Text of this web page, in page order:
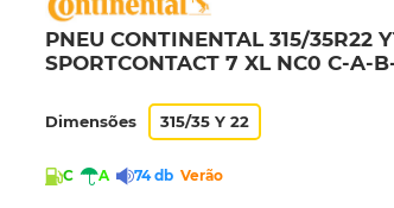
PNEU CONTINENTAL 315/35R22
SPORTCONTACT 7 XL NC0 C-A-
Dimensões 315/35 Y 22
C A 74 db Verão